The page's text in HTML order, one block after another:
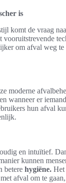
is
komt de vraag
om afval weg
moderne
wanneer er
hun afval
en intuïtief.
kunnen
betere hygiëne. Het
afval om te